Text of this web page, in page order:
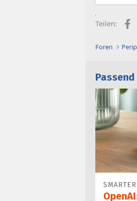
Teilen:
Foren
Passend